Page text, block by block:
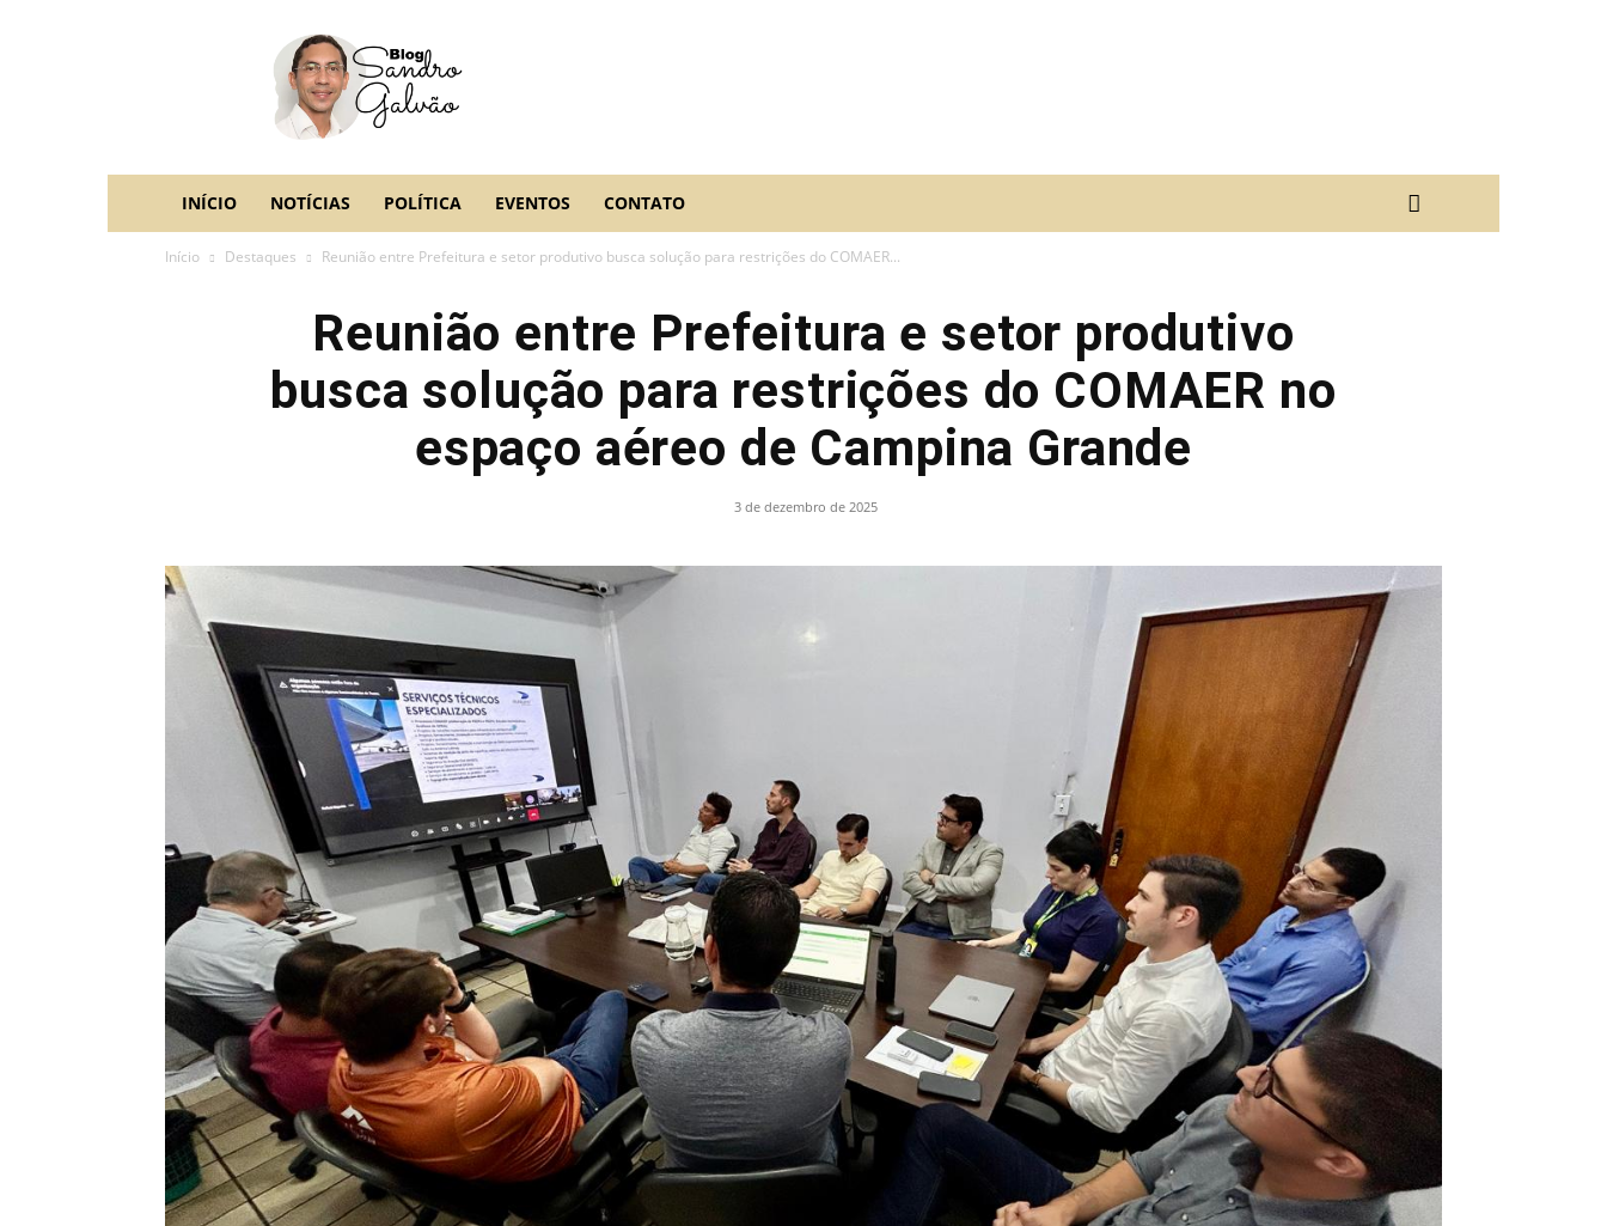
Sandro
Galvão
INÍCIO NOTÍCIAS POLÍTICA EVENTOS CONTATO
Início Destaques Reunião entre Prefeitura e setor produtivo busca solução para restrições do COMAER...
Reunião entre Prefeitura e setor produtivo
busca solução para restrições do COMAER no
espaço aéreo de Campina Grande
3 de dezembro de 2025